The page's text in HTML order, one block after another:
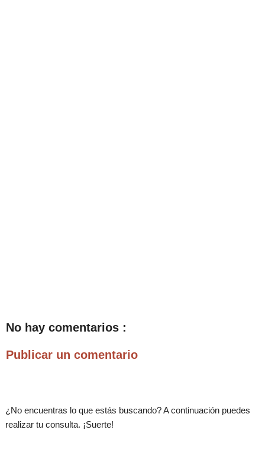
No hay comentarios :
Publicar un comentario
¿No encuentras lo que estás buscando? A continuación puedes
realizar tu consulta. ¡Suerte!